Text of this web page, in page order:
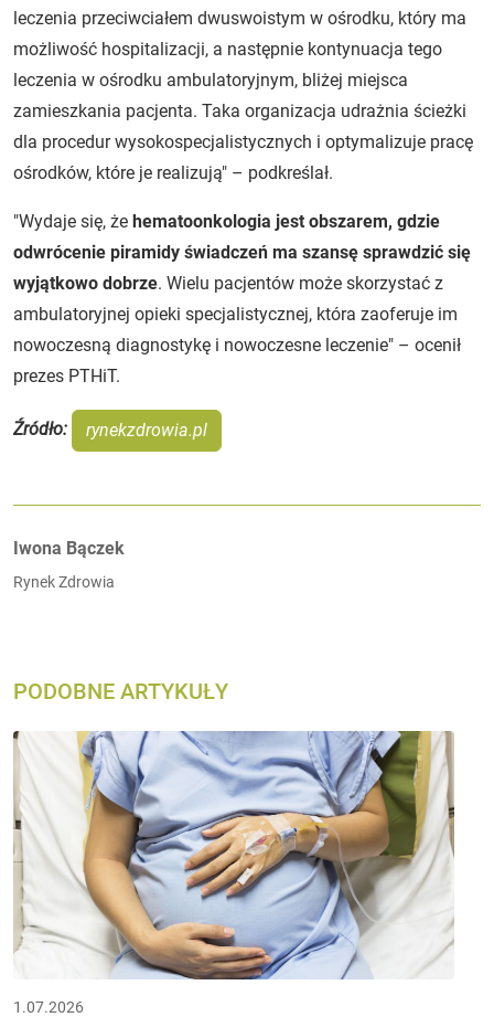
leczenia przeciwciałem dwuswoistym w ośrodku, który ma
możliwość hospitalizacji, a następnie kontynuacja tego
leczenia w ośrodku ambulatoryjnym, bliżej miejsca
zamieszkania pacjenta. Taka organizacja udrażnia ścieżki
dla procedur wysokospecjalistycznych i optymalizuje pracę
ośrodków, które je realizują" – podkreślał.
"Wydaje się, że hematoonkologia jest obszarem, gdzie
odwrócenie piramidy świadczeń ma szansę sprawdzić się
wyjątkowo dobrze. Wielu pacjentów może skorzystać z
ambulatoryjnej opieki specjalistycznej, która zaoferuje im
nowoczesną diagnostykę i nowoczesne leczenie" – ocenił
prezes PTHiT.
Źródło: rynekzdrowia.pl
Autorzy:
Iwona Bączek
Rynek Zdrowia
PODOBNE ARTYKUŁY
1.07.2026